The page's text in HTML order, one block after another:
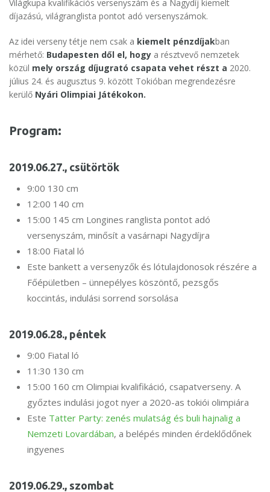
Világkupa kvalifikációs versenyszám és a Nagydíj kiemelt
díjazású, világranglista pontot adó versenyszámok.
Az idei verseny tétje nem csak a kiemelt pénzdíjakban
mérhető: Budapesten dől el, hogy a résztvevő nemzetek
közül mely ország díjugrató csapata vehet részt a 2020.
július 24. és augusztus 9. között Tokióban megrendezésre
kerülő Nyári Olimpiai Játékokon.
Program:
2019.06.27., csütörtök
9:00 130 cm
12:00 140 cm
15:00 145 cm Longines ranglista pontot adó
versenyszám, minősít a vasárnapi Nagydíjra
18:00 Fiatal ló
Este bankett a versenyzők és lótulajdonosok részére a
Főépületben – ünnepélyes köszöntő, pezsgős
koccintás, indulási sorrend sorsolása
2019.06.28., péntek
9:00 Fiatal ló
11:30 130 cm
15:00 160 cm Olimpiai kvalifikáció, csapatverseny. A
győztes indulási jogot nyer a 2020-as tokiói olimpiára
Este Tatter Party: zenés mulatság és buli hajnalig a
Nemzeti Lovardában, a belépés minden érdeklődőnek
ingyenes
2019.06.29., szombat